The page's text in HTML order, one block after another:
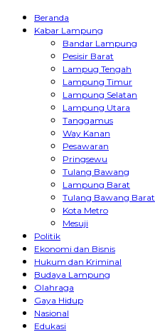
Beranda
Kabar Lampung
Bandar Lampung
Pesisir Barat
Lampug Tengah
Lampung Timur
Lampung Selatan
Lampung Utara
Tanggamus
Way Kanan
Pesawaran
Pringsewu
Tulang Bawang
Lampung Barat
Tulang Bawang Barat
Kota Metro
Mesuji
Politik
Ekonomi dan Bisnis
Hukum dan Kriminal
Budaya Lampung
Olahraga
Gaya Hidup
Nasional
Edukasi